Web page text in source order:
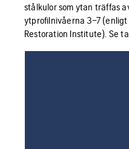
stålkulor som ytan träffas
ytprofilnivåerna 3–7
Restoration Institute). Se